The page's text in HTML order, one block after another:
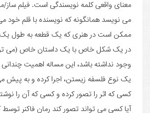
معنای واقعی کلمه نویسندگی است. فیلم ساز/
می نویسد همانگونه که نویسنده با قلم خود
ممکن است در هنری که یک قطعه به طول یک
در یک شکل خاص با یک داستان خاص (می
وجود نداشته باشد، این مساله اهمیت چندانی
یک نوع فلسفه زیستن، اجرا کرده و به پیش
کسی که اثر را تصور کرده و کسی که آن را
آیا کسی می تواند تصور کند رمان فاکنر توسط